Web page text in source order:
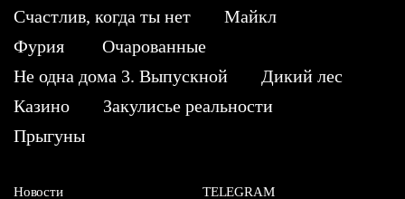
Счастлив, когда ты нет
Майкл
Фурия
Очарованные
Не одна дома 3. Выпускной
Дикий лес
Казино
Закулисье реальности
Прыгуны
Новости
TELEGRAM